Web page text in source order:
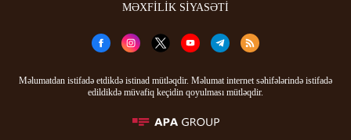
MƏXFİLİK SİYASƏTİ
Məlumatdan istifadə etdikdə istinad mütləqdir. Məlumat internet səhifələrində istifadə
edildikdə müvafiq keçidin qoyulması mütləqdir.